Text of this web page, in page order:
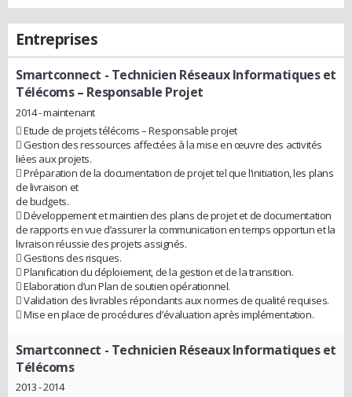
Entreprises
Smartconnect - Technicien Réseaux Informatiques et
Télécoms – Responsable Projet
2014 - maintenant
 Etude de projets télécoms – Responsable projet
 Gestion des ressources affectées à la mise en œuvre des activités
liées aux projets.
 Préparation de la documentation de projet tel que l’initiation, les plans
de livraison et
de budgets.
 Développement et maintien des plans de projet et de documentation
de rapports en vue d’assurer la communication en temps opportun et la
livraison réussie des projets assignés.
 Gestions des risques.
 Planification du déploiement, de la gestion et de la transition.
 Elaboration d’un Plan de soutien opérationnel.
 Validation des livrables répondants aux normes de qualité requises.
 Mise en place de procédures d’évaluation après implémentation.
Smartconnect - Technicien Réseaux Informatiques et
Télécoms
2013 - 2014